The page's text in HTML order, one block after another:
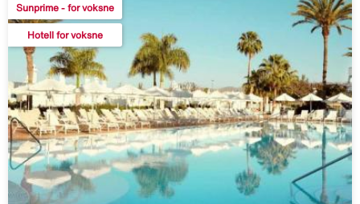
Sunprime - for voksne
Hotell for voksne